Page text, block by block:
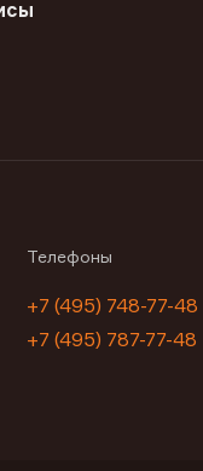
Телефоны
+7 (495) 748-77-48
+7 (495) 787-77-48